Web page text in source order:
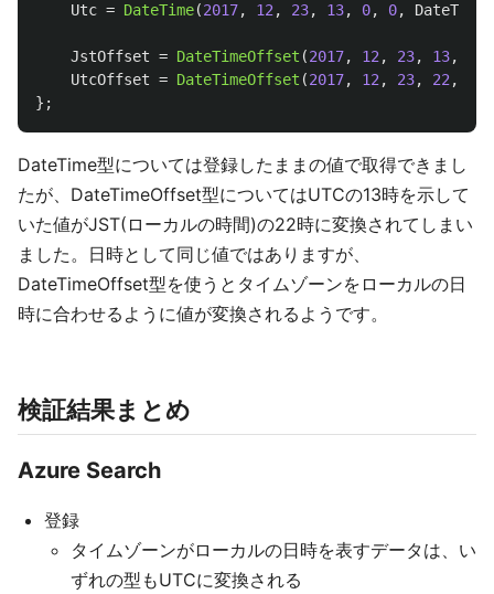
Utc = DateTime(2017, 12 , 23, 13, 0, 0,
JstOffset = DateTimeOffset (2017, 12 , 23, 13,
UtcOffset = DateTimeOffset (2017, 12 , 23, 22 ,
};
DateTime型については登録したままの値で取得できまし
たが、DateTimeOffset型についてはUTCの13時を示して
いた値がJST(ローカルの時間)の22時に変換されてしまい
ました。日時として同じ値ではありますが、
DateTimeOffset型を使うとタイムゾーンをローカルの日
時に合わせるように値が変換されるようです。
検証結果まとめ
Azure Search
登録
タイムゾーンがローカルの日時を表すデータは、い
ずれの型もUTCに変換される